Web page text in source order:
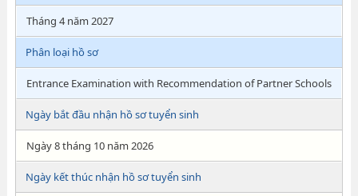
Tháng 4 năm 2027
Phân loại hồ sơ
Entrance Examination with Recommendation of Partner Schools
Ngày bắt đầu nhận hồ sơ tuyển sinh
Ngày 8 tháng 10 năm 2026
Ngày kết thúc nhận hồ sơ tuyển sinh